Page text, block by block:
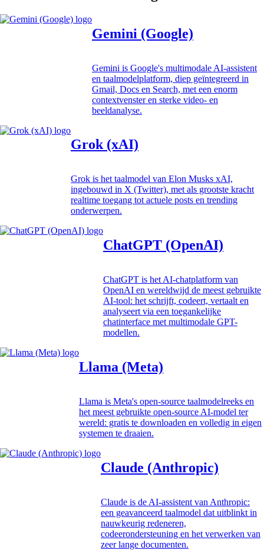
Gemini (Google)
Gemini is Google's multimodale AI-assistent
en taalmodelplatform, diep geïntegreerd in
Gmail, Docs en Search, met een enorm
contextvenster en sterke video- en
beeldanalyse.
Grok (xAI)
Grok is het taalmodel van Elon Musks xAI,
ingebouwd in X (Twitter), met als grootste kracht
realtime toegang tot actuele posts en trending
onderwerpen.
ChatGPT (OpenAI)
ChatGPT is het AI-chatplatform van
OpenAI en wereldwijd de meest gebruikte
AI-tool: het schrijft, codeert, vertaalt en
analyseert via een toegankelijke
chatinterface met multimodale GPT-
modellen.
Llama (Meta)
Llama is Meta's open-source taalmodelreeks en
het meest gebruikte open-source AI-model ter
wereld: gratis te downloaden en volledig in eigen
systemen te draaien.
Claude (Anthropic)
Claude is de AI-assistent van Anthropic:
een geavanceerd taalmodel dat uitblinkt in
nauwkeurig redeneren,
codeerondersteuning en het verwerken van
zeer lange documenten.